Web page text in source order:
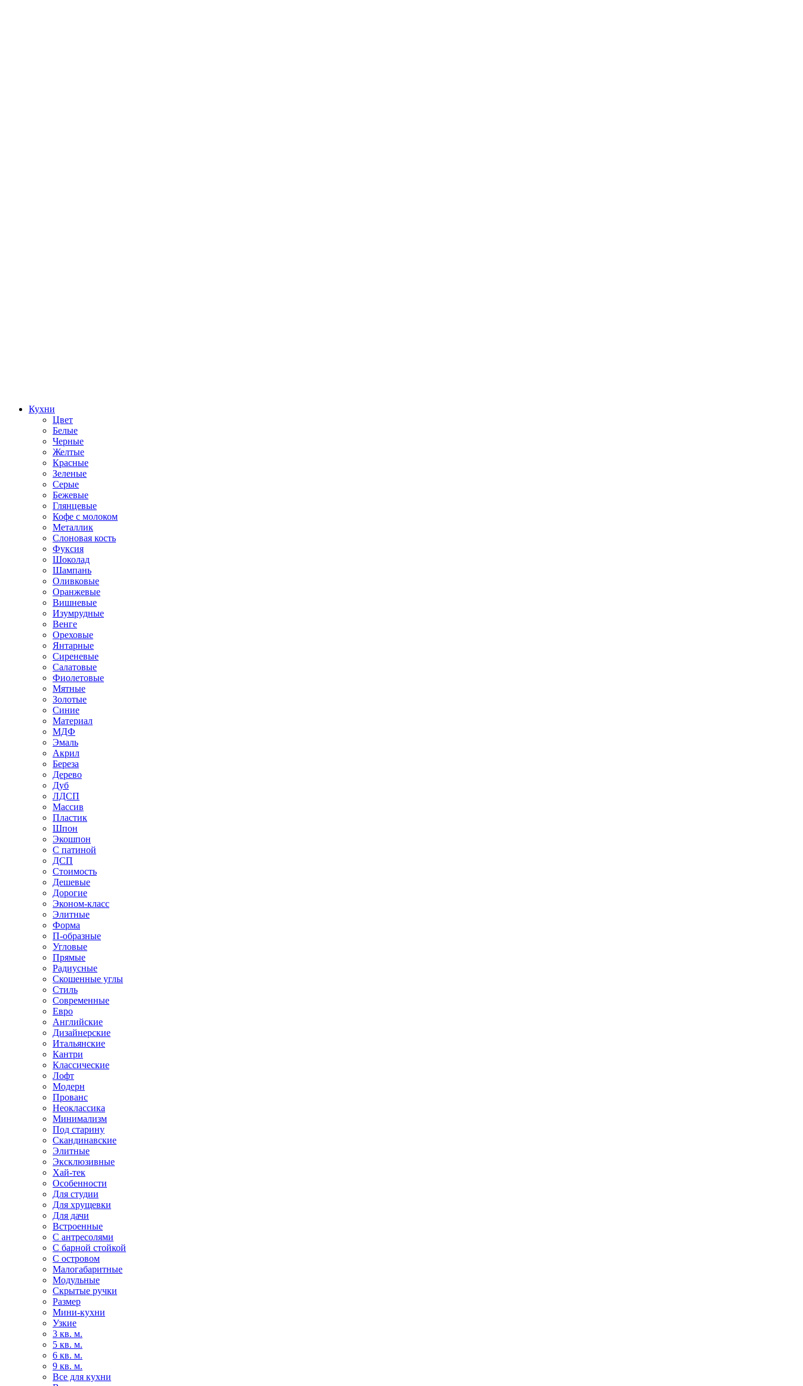
Кухни
Цвет
Белые
Черные
Желтые
Красные
Зеленые
Серые
Бежевые
Глянцевые
Кофе с молоком
Металлик
Слоновая кость
Фуксия
Шоколад
Шампань
Оливковые
Оранжевые
Вишневые
Изумрудные
Венге
Ореховые
Янтарные
Сиреневые
Салатовые
Фиолетовые
Мятные
Золотые
Синие
Материал
МДФ
Эмаль
Акрил
Береза
Дерево
Дуб
ЛДСП
Массив
Пластик
Шпон
Экошпон
С патиной
ДСП
Стоимость
Дешевые
Дорогие
Эконом-класс
Элитные
Форма
П-образные
Угловые
Прямые
Радиусные
Скошенные углы
Стиль
Современные
Евро
Английские
Дизайнерские
Итальянские
Кантри
Классические
Лофт
Модерн
Прованс
Неоклассика
Минимализм
Под старину
Скандинавские
Элитные
Эксклюзивные
Хай-тек
Особенности
Для студии
Для хрущевки
Для дачи
Встроенные
С антресолями
С барной стойкой
С островом
Малогабаритные
Модульные
Скрытые ручки
Размер
Мини-кухни
Узкие
3 кв. м.
5 кв. м.
6 кв. м.
9 кв. м.
Все для кухни